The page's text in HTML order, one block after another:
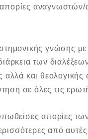
γνώσης με
των
αλλά και
σε όλες τις
απορίες
από αυτές